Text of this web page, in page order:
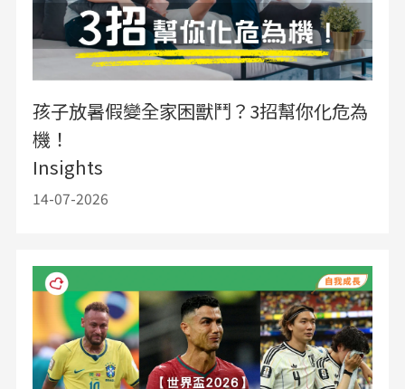
孩子放暑假變全家困獸鬥？3招幫你化危為
機！
Insights
14-07-2026